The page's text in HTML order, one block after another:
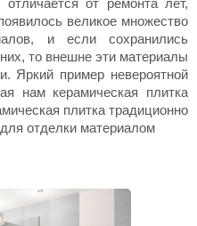
от ремонта лет,
великое множество
и если сохранились
то внешне эти материалы
Яркий пример невероятной
нам керамическая плитка
плитка традиционно
отделки материалом